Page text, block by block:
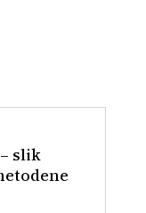
slik